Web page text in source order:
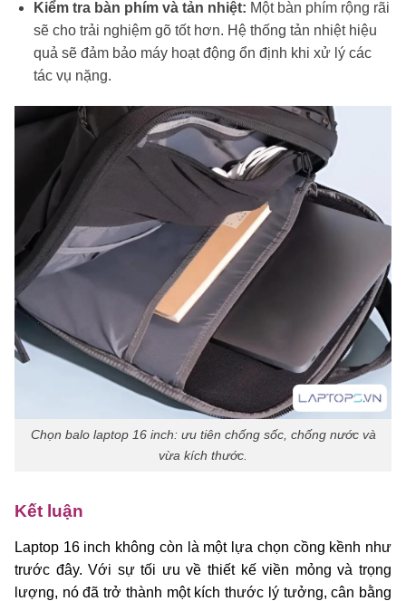
Kiểm tra bàn phím và tản nhiệt: Một bàn phím rộng rãi
sẽ cho trải nghiệm gõ tốt hơn. Hệ thống tản nhiệt hiệu
quả sẽ đảm bảo máy hoạt động ổn định khi xử lý các
tác vụ nặng.
Chọn balo laptop 16 inch: ưu tiên chống sốc, chống nước và
vừa kích thước.
Kết luận
Laptop 16 inch không còn là một lựa chọn cồng kềnh như
trước đây. Với sự tối ưu về thiết kế viền mỏng và trọng
lượng, nó đã trở thành một kích thước lý tưởng, cân bằng